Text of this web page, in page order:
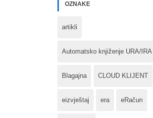
OZNAKE
artikli
Automatsko knjiženje URA/IRA
Blagajna CLOUD KLIJENT
eizvještaj era eRačun